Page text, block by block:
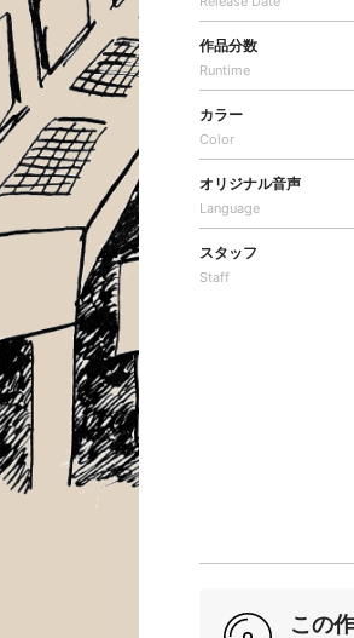
作品分数
Runtime
カラー
Color
オリジナル音声
Language
スタッフ
Staff
この